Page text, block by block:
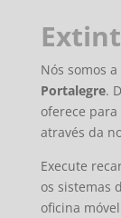
Nós somos
Portalegre.
oferece
através da
Execute
os sistemas
oficina